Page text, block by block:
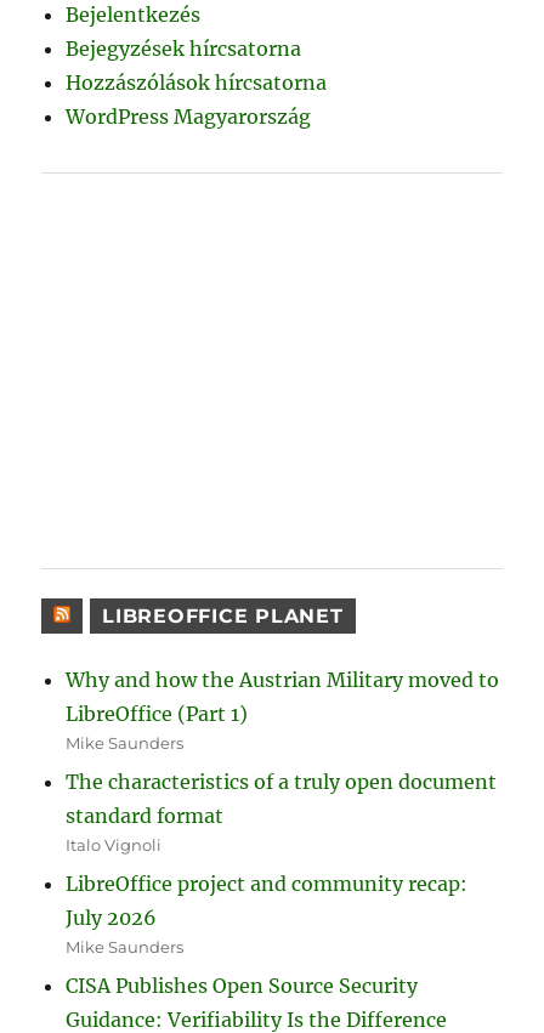
Bejelentkezés
Bejegyzések hírcsatorna
Hozzászólások hírcsatorna
WordPress Magyarország
LIBREOFFICE PLANET
Why and how the Austrian Military moved to
LibreOffice (Part 1)
Mike Saunders
The characteristics of a truly open document
standard format
Italo Vignoli
LibreOffice project and community recap:
July 2026
Mike Saunders
CISA Publishes Open Source Security
Guidance: Verifiability Is the Difference